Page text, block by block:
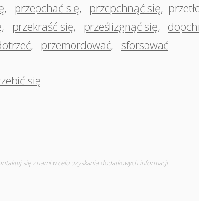
, przepchać się, przepchnąć się,
, przekraść się, prześlizgnąć się,
, przemordować, sforsować
się
sięz nami w celu uzyskania dodatkowych informacji